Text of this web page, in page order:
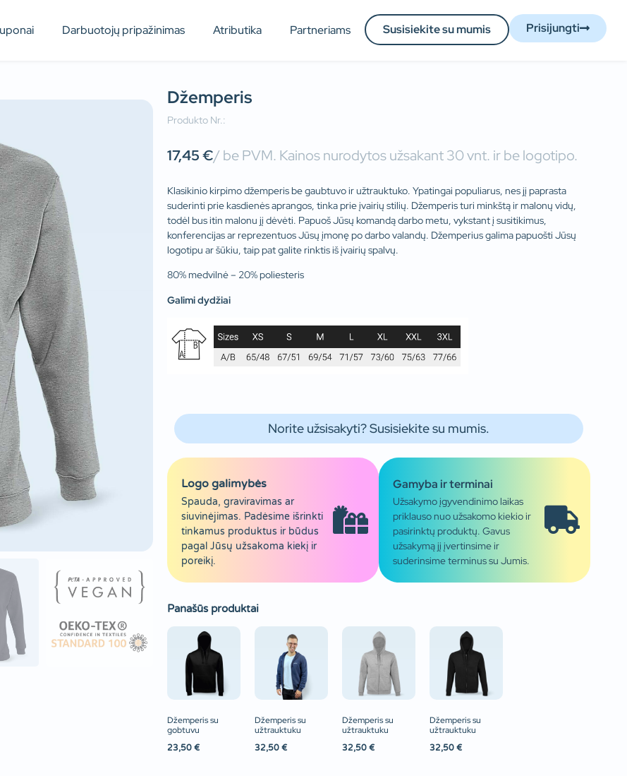
Darbuotojų pripažinimas Atributika Partneriams Susisiekite su mumis Prisijungti
Džemperis
Produkto Nr.:
17,45€/ be PVM. Kainos nurodytos užsakant 30 vnt. ir be logotipo.
Klasikinio kirpimo džemperis be gaubtuvo ir užtrauktuko. Ypatingai populiarus, nes jį paprasta
suderinti prie kasdienės aprangos, tinka prie įvairių stilių. Džemperis turi minkštą ir malonų vidų,
todėl bus itin malonu jį dėvėti. Papuoš Jūsų komandą darbo metu, vykstant į susitikimus,
konferencijas ar reprezentuos Jūsų įmonę po darbo valandų. Džemperius galima papuošti Jūsų
logotipu ar šūkiu, taip pat galite rinktis iš įvairių spalvų.
80% medvilnė – 20% poliesteris
Galimi dydžiai
Norite užsisakyti? Susisiekite su mumis.
Logo galimybės
Spauda, graviravimas ar
siuvinėjimas. Padėsime išrinkti
tinkamus produktus ir būdus
pagal Jūsų užsakoma kiekį ir
poreikį.
Gamyba ir terminai
Užsakymo įgyvendinimo laikas
priklauso nuo užsakomo kiekio ir
pasirinktų produktų. Gavus
užsakymą jį įvertinsime ir
suderinsime terminus su Jumis.
Panašūs produktai
Džemperis su
gobtuvu
23,50 €
Džemperis su
užtrauktuku
32,50 €
Džemperis su
užtrauktuku
32,50 €
Džemperis su
užtrauktuku
32,50 €